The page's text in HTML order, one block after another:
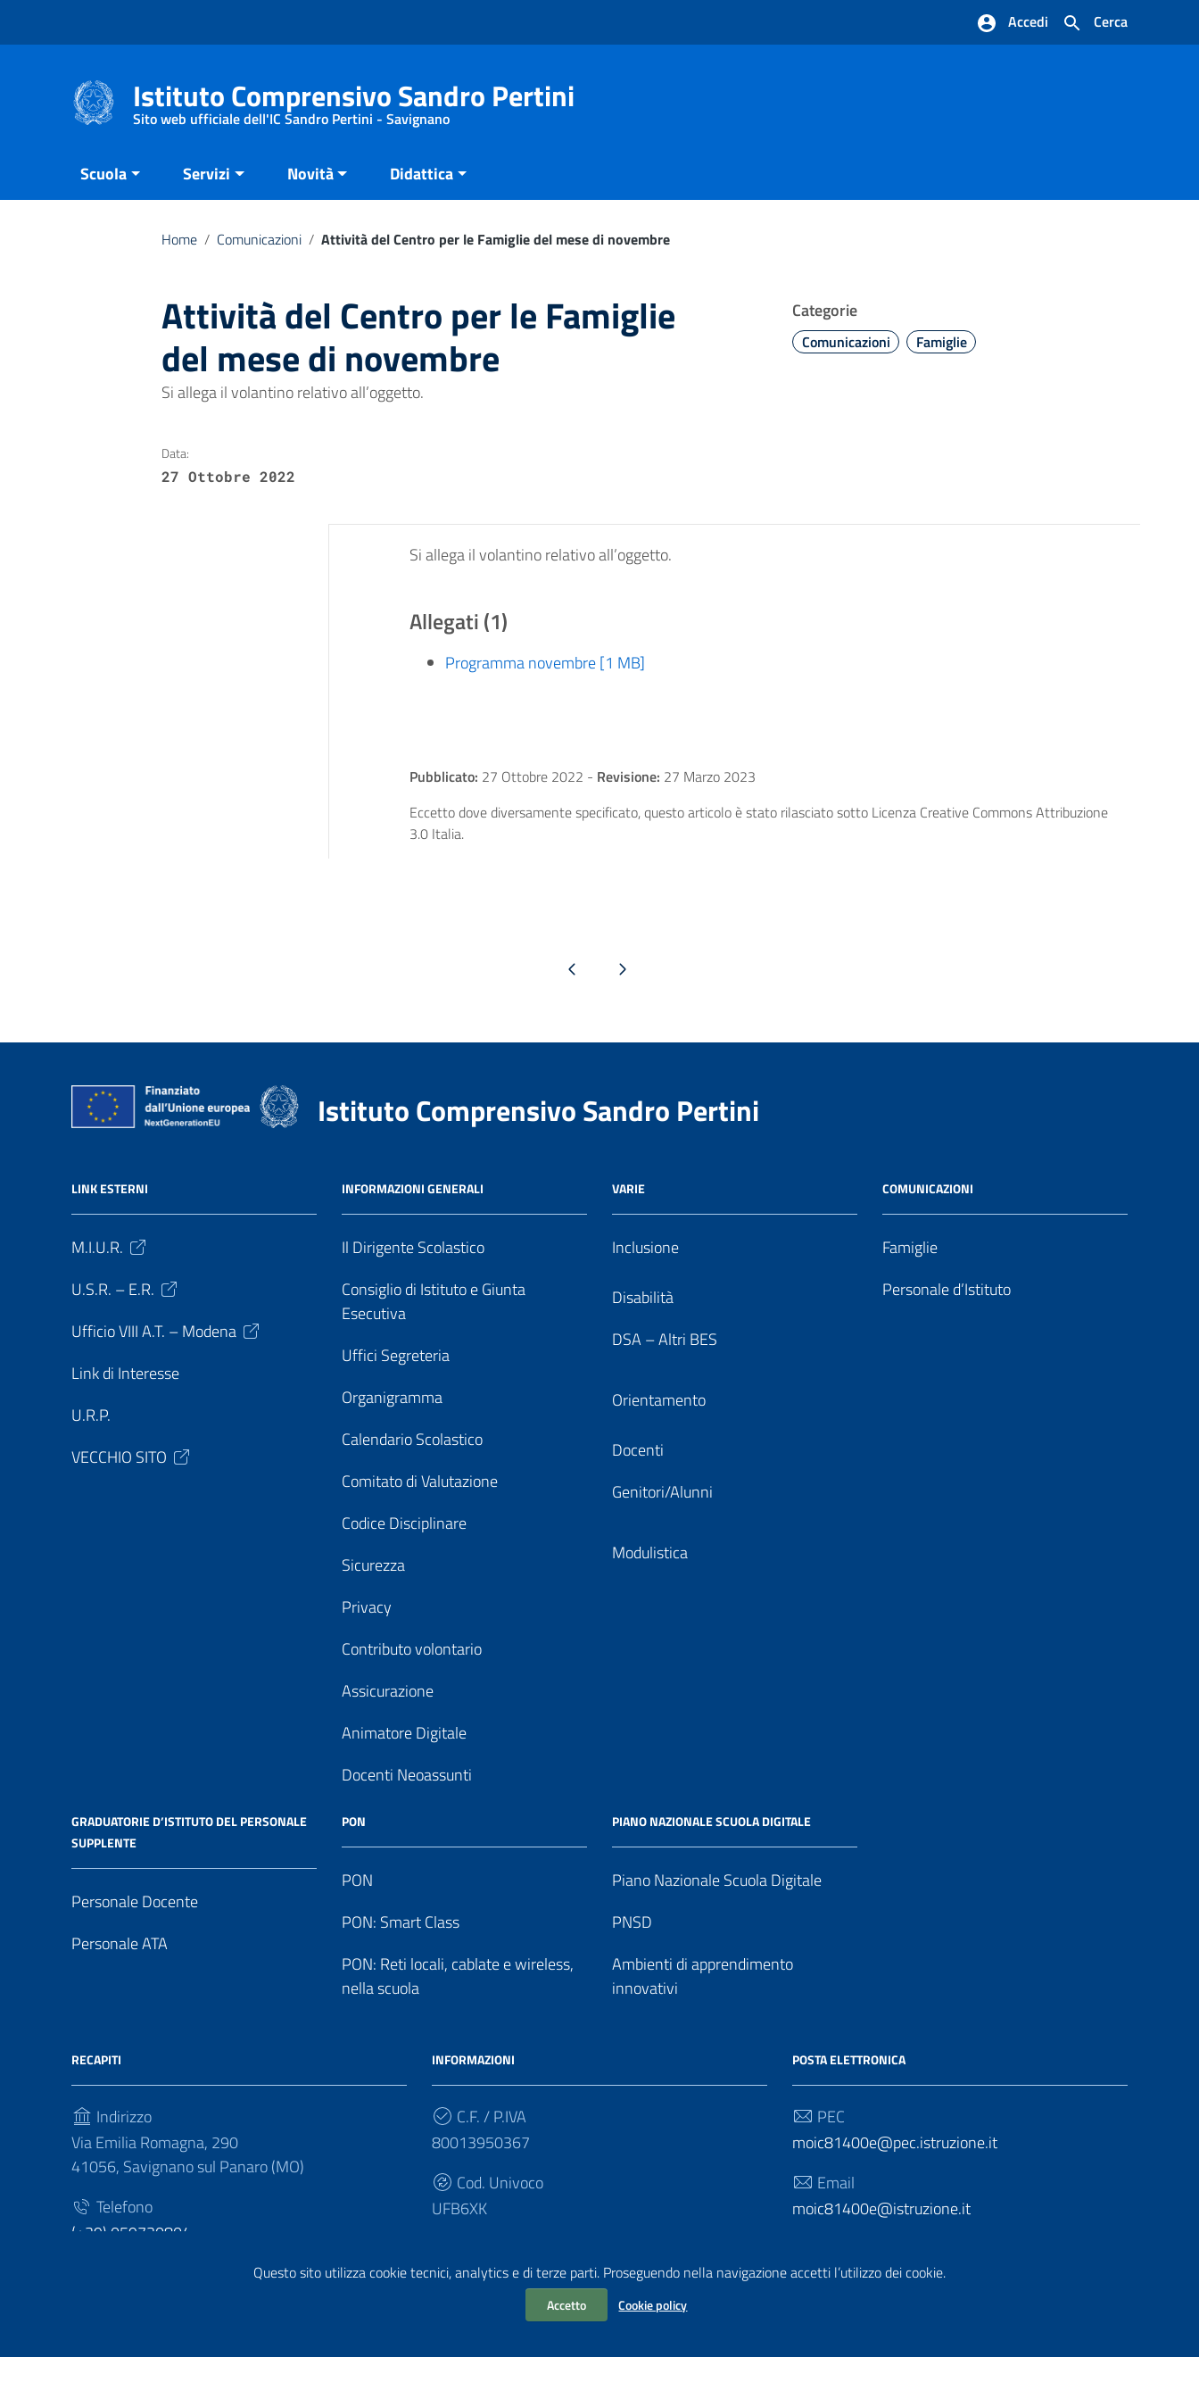
Questo sito utilizza cookie tecnici, analytics e di terze parti. Proseguendo nella navigazione accetti l’utilizzo dei cookie.
Accetto Cookie policy
Cerca
Accedi
Istituto Comprensivo Sandro Pertini
Sito web ufficiale dell'IC Sandro Pertini - Savignano
Scuola Servizi Novità Didattica
Home / Comunicazioni / Attività del Centro per le Famiglie del mese di novembre
Attività del Centro per le Famiglie
del mese di novembre
Si allega il volantino relativo all’oggetto.
Categorie
Comunicazioni Famiglie
Data:
27 Ottobre 2022
Si allega il volantino relativo all’oggetto.
Allegati (1)
Programma novembre [1 MB]
Pubblicato: 27 Ottobre 2022 - Revisione: 27 Marzo 2023
Eccetto dove diversamente specificato, questo articolo è stato rilasciato sotto Licenza Creative Commons Attribuzione
3.0 Italia.
Pagina precedentePagina successiva
Istituto Comprensivo Sandro Pertini
LINK ESTERNI
M.I.U.R.
U.S.R. – E.R.
Ufficio VIII A.T. – Modena
Link di Interesse
U.R.P.
VECCHIO SITO
INFORMAZIONI GENERALI
Il Dirigente Scolastico
Consiglio di Istituto e Giunta
Esecutiva
Uffici Segreteria
Organigramma
Calendario Scolastico
Comitato di Valutazione
Codice Disciplinare
Sicurezza
Privacy
Contributo volontario
Assicurazione
Animatore Digitale
Docenti Neoassunti
VARIE
Inclusione
Disabilità
DSA – Altri BES
Orientamento
Docenti
Genitori/Alunni
Modulistica
COMUNICAZIONI
Famiglie
Personale d’Istituto
GRADUATORIE D’ISTITUTO DEL PERSONALE
SUPPLENTE
Personale Docente
Personale ATA
PON
PON
PON: Smart Class
PON: Reti locali, cablate e wireless,
nella scuola
PIANO NAZIONALE SCUOLA DIGITALE
Piano Nazionale Scuola Digitale
PNSD
Ambienti di apprendimento
innovativi
RECAPITI
Indirizzo
Via Emilia Romagna, 290
41056, Savignano sul Panaro (MO)
Telefono
(+39) 059730804
INFORMAZIONI
C.F. / P.IVA
80013950367
Cod. Univoco
UFB6XK
POSTA ELETTRONICA
PEC
moic81400e@pec.istruzione.it
Email
moic81400e@istruzione.it